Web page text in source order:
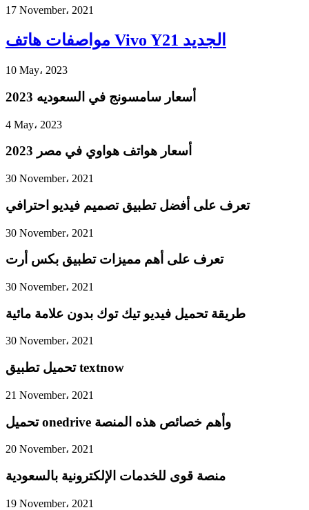
17 November، 2021
مواصفات هاتف Vivo Y21 الجديد
10 May، 2023
أسعار سامسونج في السعوديه 2023
4 May، 2023
أسعار هواتف هواوي في مصر 2023
30 November، 2021
تعرف على أفضل تطبيق تصميم فيديو احترافي
30 November، 2021
تعرف على أهم مميزات تطبيق بكس أرت
30 November، 2021
طريقة تحميل فيديو تيك توك بدون علامة مائية
30 November، 2021
تحميل تطبيق textnow
21 November، 2021
تحميل onedrive وأهم خصائص هذه المنصة
20 November، 2021
منصة قوى للخدمات الإلكترونية بالسعودية
19 November، 2021